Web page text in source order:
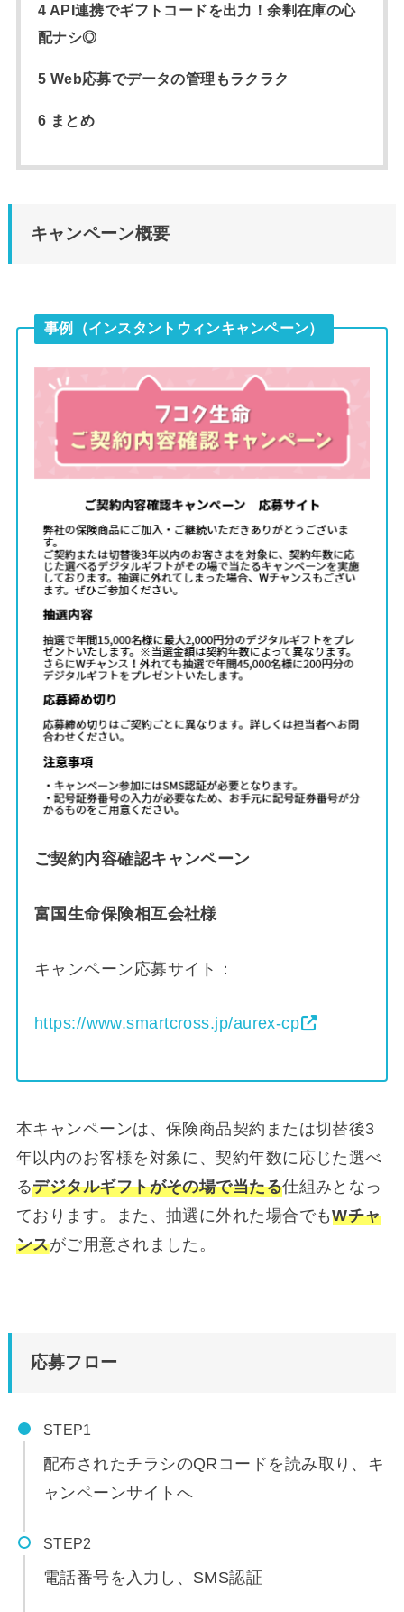
4 API連携でギフトコードを出力！余剰在庫の心
配ナシ◎
5 Web応募でデータの管理もラクラク
6 まとめ
キャンペーン概要
事例（インスタントウィンキャンペーン）
ご契約内容確認キャンペーン
富国生命保険相互会社様
キャンペーン応募サイト：
https://www.smartcross.jp/aurex-cp
本キャンペーンは、保険商品契約または切替後3
年以内のお客様を対象に、契約年数に応じた選べ
るデジタルギフトがその場で当たる仕組みとなっ
ております。また、抽選に外れた場合でもWチャ
ンスがご用意されました。
応募フロー
STEP
配布されたチラシのQRコードを読み取り、キ
ャンペーンサイトへ
STEP
電話番号を入力し、SMS認証